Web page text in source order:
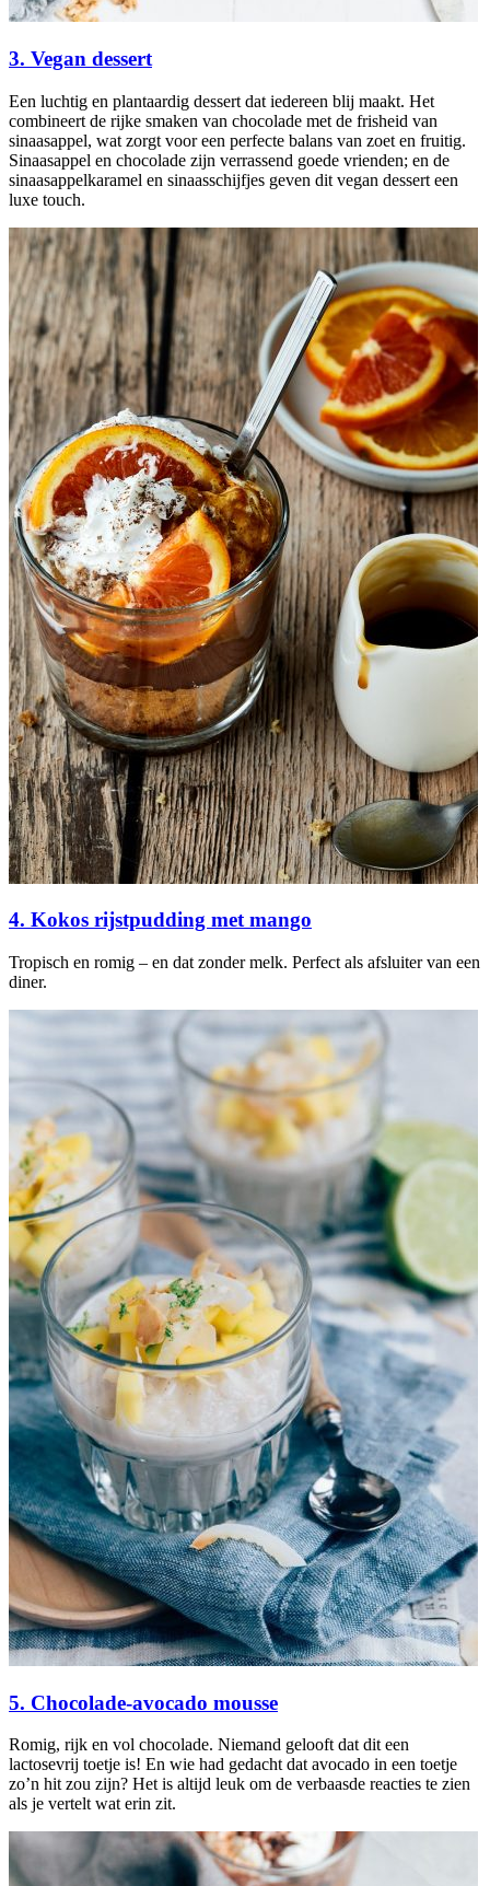
3. Vegan dessert
Een luchtig en plantaardig dessert dat iedereen blij maakt. Het
combineert de rijke smaken van chocolade met de frisheid van
sinaasappel, wat zorgt voor een perfecte balans van zoet en fruitig.
Sinaasappel en chocolade zijn verrassend goede vrienden; en de
sinaasappelkaramel en sinaasschijfjes geven dit vegan dessert een
luxe touch.
4. Kokos rijstpudding met mango
Tropisch en romig – en dat zonder melk. Perfect als afsluiter van een
diner.
5. Chocolade-avocado mousse
Romig, rijk en vol chocolade. Niemand gelooft dat dit een
lactosevrij toetje is! En wie had gedacht dat avocado in een toetje
zo’n hit zou zijn? Het is altijd leuk om de verbaasde reacties te zien
als je vertelt wat erin zit.